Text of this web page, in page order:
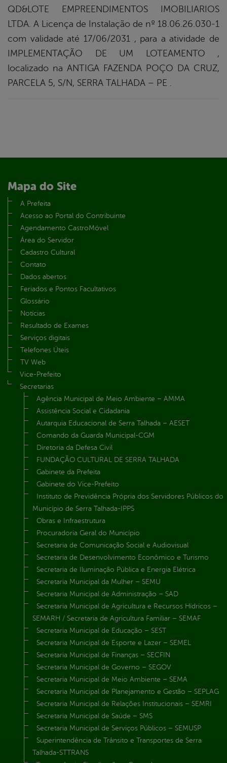
QD&LOTE EMPREENDIMENTOS IMOBILIARIOS
LTDA. A Licença de Instalação de nº 18.06.26.030-1
com validade até 17/06/2031 , para a atividade de
IMPLEMENTAÇÃO DE UM LOTEAMENTO ,
localizado na ANTIGA FAZENDA POÇO DA CRUZ,
PARCELA 5, S/N, SERRA TALHADA – PE .
Mapa do Site
A Prefeita
Acesso ao Portal do Contribuinte
Agendamento CastroMóvel
Área do Servidor
Cadastro Cultural
Contato
Dados abertos
Feriados e Pontos Facultativos
Glossário
Notícias
Resultado de Exames
Serviços digitais
Telefones Úteis
TV Web
Vice-Prefeito
Secretarias
Agência Municipal de Meio Ambiente – AMMA
Assistência Social e Cidadania
Autarquia Educacional de Serra Talhada – AESET
Comando da Guarda Municipal-CGM
Diretoria da Defesa Civil
FUNDAÇÃO CULTURAL DE SERRA TALHADA
Gabinete da Prefeita
Gabinete do Vice-Prefeito
Instituto de Previdência Própria dos Servidores Públicos do
Município de Serra Talhada-IPPS
Obras e Infraestrutura
Procuradoria Geral do Município
Secretaria de Comunicação Social e Audiovisual
Secretaria de Desenvolvimento Econômico e Turismo
Secretaria de Iluminação Pública e Energia Elétrica
Secretaria Municipal da Mulher – SEMU
Secretaria Municipal de Administração – SAD
Secretaria Municipal de Agricultura e Recursos Hídricos –
SEMARH / Secretaria de Agricultura Familiar – SEMAF
Secretaria Municipal de Educação – SEST
Secretaria Municipal de Esporte e Lazer – SEMEL
Secretaria Municipal de Finanças – SECFIN
Secretaria Municipal de Governo – SEGOV
Secretaria Municipal de Meio Ambiente – SEMA
Secretaria Municipal de Planejamento e Gestão – SEPLAG
Secretaria Municipal de Relações Institucionais – SEMRI
Secretaria Municipal de Saúde – SMS
Secretaria Municipal de Serviços Públicos – SEMUSP
Superintendência de Trânsito e Transportes de Serra
Talhada-STTRANS